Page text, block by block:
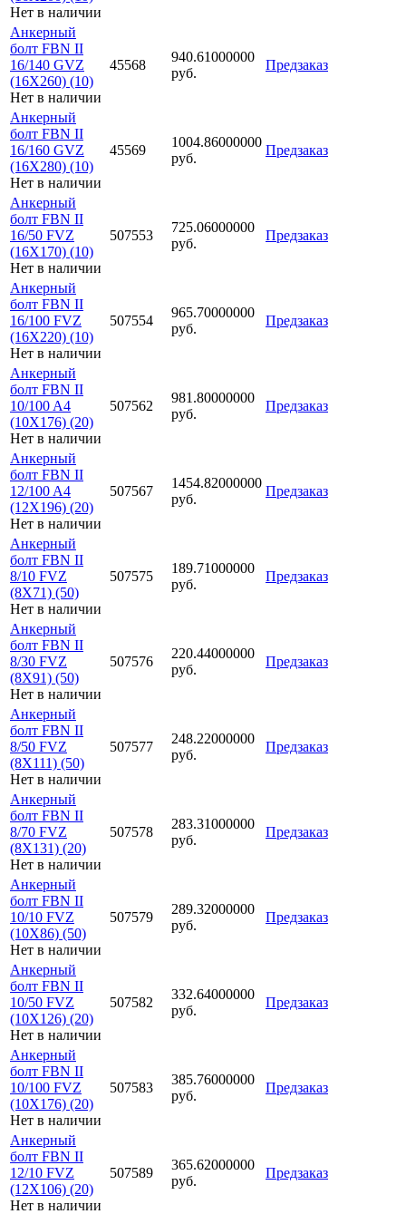
Нет в наличии
Анкерный
болт FBN II
16/140 GVZ
(16X260) (10)
Нет в наличии
45568
940.61000000
руб.
Предзаказ
Анкерный
болт FBN II
16/160 GVZ
(16X280) (10)
Нет в наличии
45569
1004.86000000
руб.
Предзаказ
Анкерный
болт FBN II
16/50 FVZ
(16X170) (10)
Нет в наличии
507553
725.06000000
руб.
Предзаказ
Анкерный
болт FBN II
16/100 FVZ
(16X220) (10)
Нет в наличии
507554
965.70000000
руб.
Предзаказ
Анкерный
болт FBN II
10/100 A4
(10X176) (20)
Нет в наличии
507562
981.80000000
руб.
Предзаказ
Анкерный
болт FBN II
12/100 A4
(12X196) (20)
Нет в наличии
507567
1454.82000000
руб.
Предзаказ
Анкерный
болт FBN II
8/10 FVZ
(8X71) (50)
Нет в наличии
507575
189.71000000
руб.
Предзаказ
Анкерный
болт FBN II
8/30 FVZ
(8X91) (50)
Нет в наличии
507576
220.44000000
руб.
Предзаказ
Анкерный
болт FBN II
8/50 FVZ
(8X111) (50)
Нет в наличии
507577
248.22000000
руб.
Предзаказ
Анкерный
болт FBN II
8/70 FVZ
(8X131) (20)
Нет в наличии
507578
283.31000000
руб.
Предзаказ
Анкерный
болт FBN II
10/10 FVZ
(10X86) (50)
Нет в наличии
507579
289.32000000
руб.
Предзаказ
Анкерный
болт FBN II
10/50 FVZ
(10X126) (20)
Нет в наличии
507582
332.64000000
руб.
Предзаказ
Анкерный
болт FBN II
10/100 FVZ
(10X176) (20)
Нет в наличии
507583
385.76000000
руб.
Предзаказ
Анкерный
болт FBN II
12/10 FVZ
(12X106) (20)
Нет в наличии
507589
365.62000000
руб.
Предзаказ